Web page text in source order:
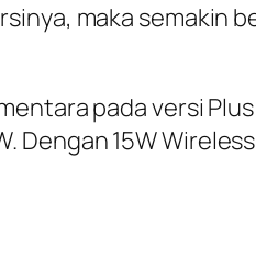
maka semakin
pada versi
Dengan 15W